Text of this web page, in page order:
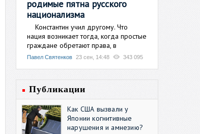
родимые пятна русского
национализма
Константин учил другому. Что
нация возникает тогда, когда простые
граждане обретают права, в
Павел Святенков 23 сен, 14:48 343 095
Публикации
Как США вызвали у
Японии когнитивные
нарушения и амнезию?